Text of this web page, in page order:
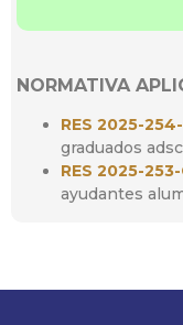
NORMATIVA
RES 2025-
graduados
RES 2025-
ayudantes